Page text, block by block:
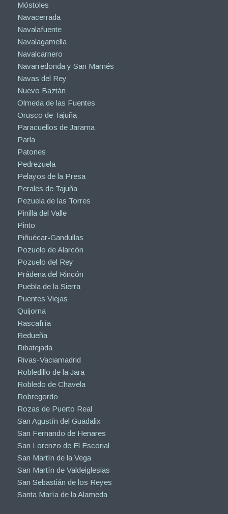
Móstoles
Navacerrada
Navalafuente
Navalagamella
Navalcarnero
Navarredonda y San Mamés
Navas del Rey
Nuevo Baztán
Olmeda de las Fuentes
Orusco de Tajuña
Paracuellos de Jarama
Parla
Patones
Pedrezuela
Pelayos de la Presa
Perales de Tajuña
Pezuela de las Torres
Pinilla del Valle
Pinto
Piñuécar-Gandullas
Pozuelo de Alarcón
Pozuelo del Rey
Prádena del Rincón
Puebla de la Sierra
Puentes Viejas
Quijorna
Rascafría
Redueña
Ribatejada
Rivas-Vaciamadrid
Robledillo de la Jara
Robledo de Chavela
Robregordo
Rozas de Puerto Real
San Agustín del Guadalix
San Fernando de Henares
San Lorenzo de El Escorial
San Martín de la Vega
San Martín de Valdeiglesias
San Sebastián de los Reyes
Santa María de la Alameda